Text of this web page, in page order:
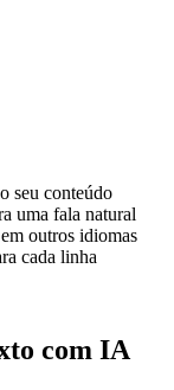
seu conteúdo
uma fala natural
outros idiomas
cada linha
com IA